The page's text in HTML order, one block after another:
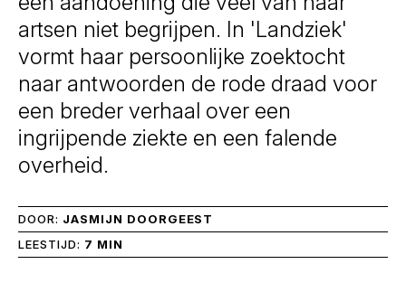
artsen niet begrijpen. In 'Landziek'
vormt haar persoonlijke zoektocht
naar antwoorden de rode draad voor
een breder verhaal over een
ingrijpende ziekte en een falende
overheid.
DOOR: JASMIJN DOORGEEST
LEESTIJD: 7 MIN